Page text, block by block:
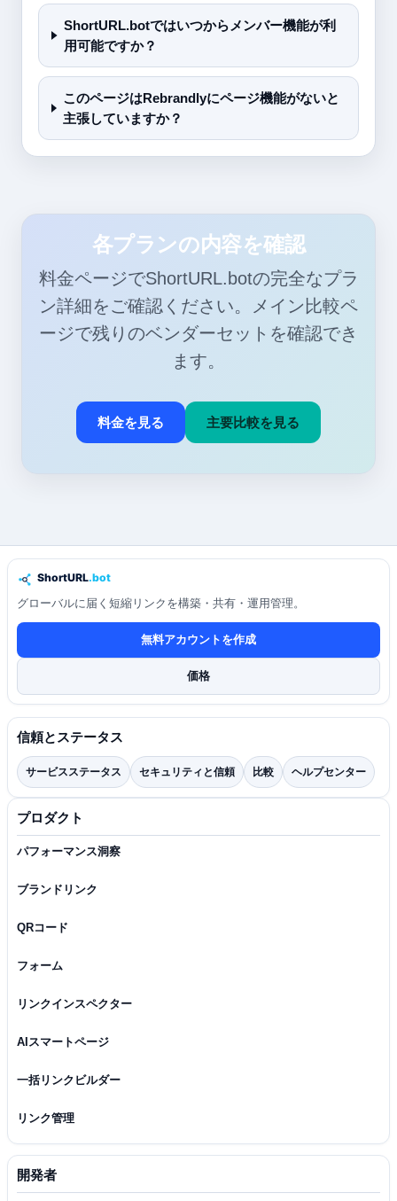
ShortURL.botではいつからメンバー機能が利
用可能ですか？
このページはRebrandlyにページ機能がないと
主張していますか？
各プランの内容を確認
料金ページでShortURL.botの完全なプラ
ン詳細をご確認ください。メイン比較ペ
ージで残りのベンダーセットを確認でき
ます。
料金を見る 主要比較を見る
グローバルに届く短縮リンクを構築・共有・運用管理。
無料アカウントを作成
価格
信頼とステータス
サービスステータス セキュリティと信頼 比較 ヘルプセンター
プロダクト
パフォーマンス洞察
ブランドリンク
QRコード
フォーム
リンクインスペクター
AIスマートページ
一括リンクビルダー
リンク管理
開発者